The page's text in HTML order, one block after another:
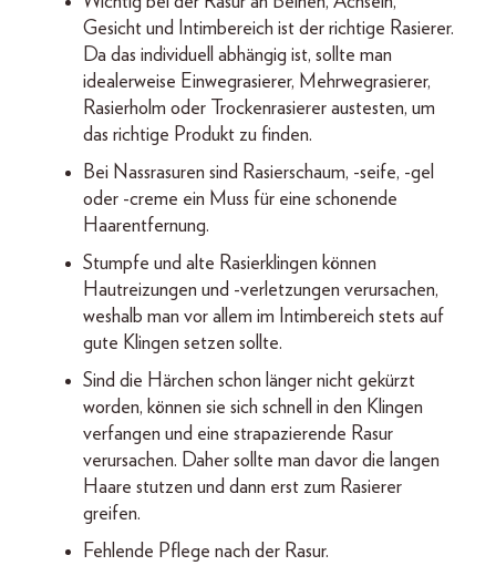
Gesicht und Intimbereich ist der richtige Rasierer.
Da das individuell abhängig ist, sollte man
idealerweise Einwegrasierer, Mehrwegrasierer,
Rasierholm oder Trockenrasierer austesten, um
das richtige Produkt zu finden.
Bei Nassrasuren sind Rasierschaum, -seife, -gel
oder -creme ein Muss für eine schonende
Haarentfernung.
Stumpfe und alte Rasierklingen können
Hautreizungen und -verletzungen verursachen,
weshalb man vor allem im Intimbereich stets auf
gute Klingen setzen sollte.
Sind die Härchen schon länger nicht gekürzt
worden, können sie sich schnell in den Klingen
verfangen und eine strapazierende Rasur
verursachen. Daher sollte man davor die langen
Haare stutzen und dann erst zum Rasierer
greifen.
Fehlende Pflege nach der Rasur.